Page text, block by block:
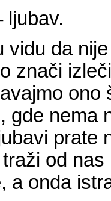
ljubav.
vidu da
znači
ono
gde nema
prate
traži od
a onda